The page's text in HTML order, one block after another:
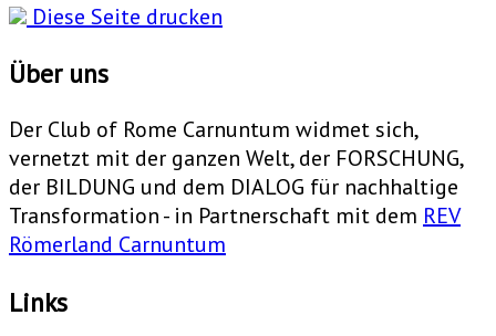
Diese Seite drucken
Über uns
Der Club of Rome Carnuntum widmet sich,
vernetzt mit der ganzen Welt, der FORSCHUNG,
der BILDUNG und dem DIALOG für nachhaltige
Transformation - in Partnerschaft mit dem REV
Römerland Carnuntum
Links